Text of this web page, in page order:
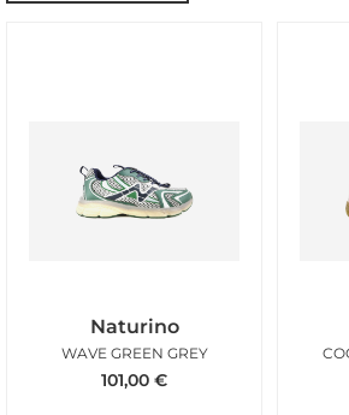
Naturino
WAVE GREEN GREY
101,00 €